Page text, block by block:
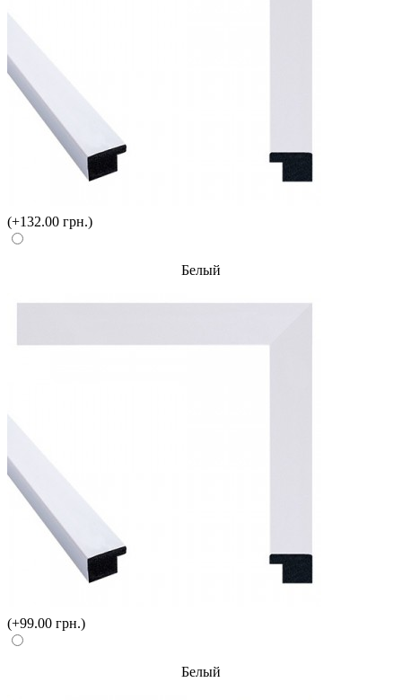
(+132.00 грн.)
Белый
(+99.00 грн.)
Белый